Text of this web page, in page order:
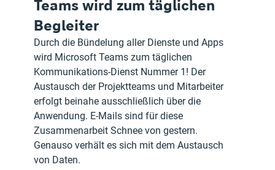
Teams wird zum täglichen
Begleiter
Durch die Bündelung aller Dienste und Apps
wird Microsoft Teams zum täglichen
Kommunikations-Dienst Nummer 1! Der
Austausch der Projektteams und Mitarbeiter
erfolgt beinahe ausschließlich über die
Anwendung. E-Mails sind für diese
Zusammenarbeit Schnee von gestern.
Genauso verhält es sich mit dem Austausch
von Daten.